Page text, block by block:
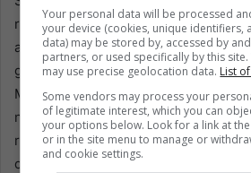
reducción de la pobreza, el camino
abordar las profundas desigualdades
género. El análisis del PNUD del
Multidimensional revela diferencias
niveles de pobreza entre varias
rurales rezagadas respecto a los
disparidades regionales representan
Your personal data will be processed
your device (cookies, unique identifiers,
data) may be stored by, accessed by
partners, or used specifically by this
may use precise geolocation data. List
Some vendors may process your
of legitimate interest, which you can
your options below. Look for a link at
or in the site menu to manage or
and cookie settings.